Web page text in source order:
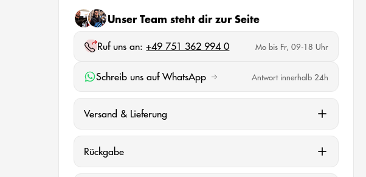
Unser Team steht dir zur Seite
Ruf uns an:+49 751 362 994 0 Mo bis Fr, 09-18 Uhr
Schreib uns auf WhatsApp Antwort innerhalb 24h
Versand & Lieferung
Rückgabe